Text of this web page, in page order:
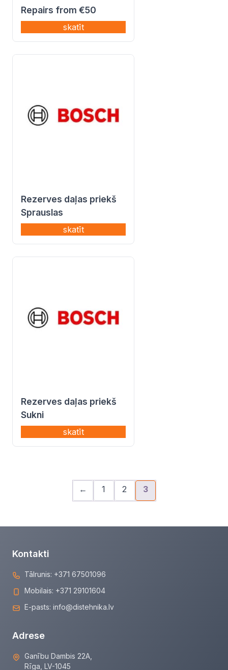
Repairs from €50
skatīt
Rezerves daļas priekš
Sprauslas
skatīt
Rezerves daļas priekš
Sukni
skatīt
← 1 2 3
Kontakti
Tālrunis: +371 67501096
Mobilais: +371 29101604
E-pasts: info@distehnika.lv
Adrese
Ganību Dambis 22A,
Rīga, LV-1045